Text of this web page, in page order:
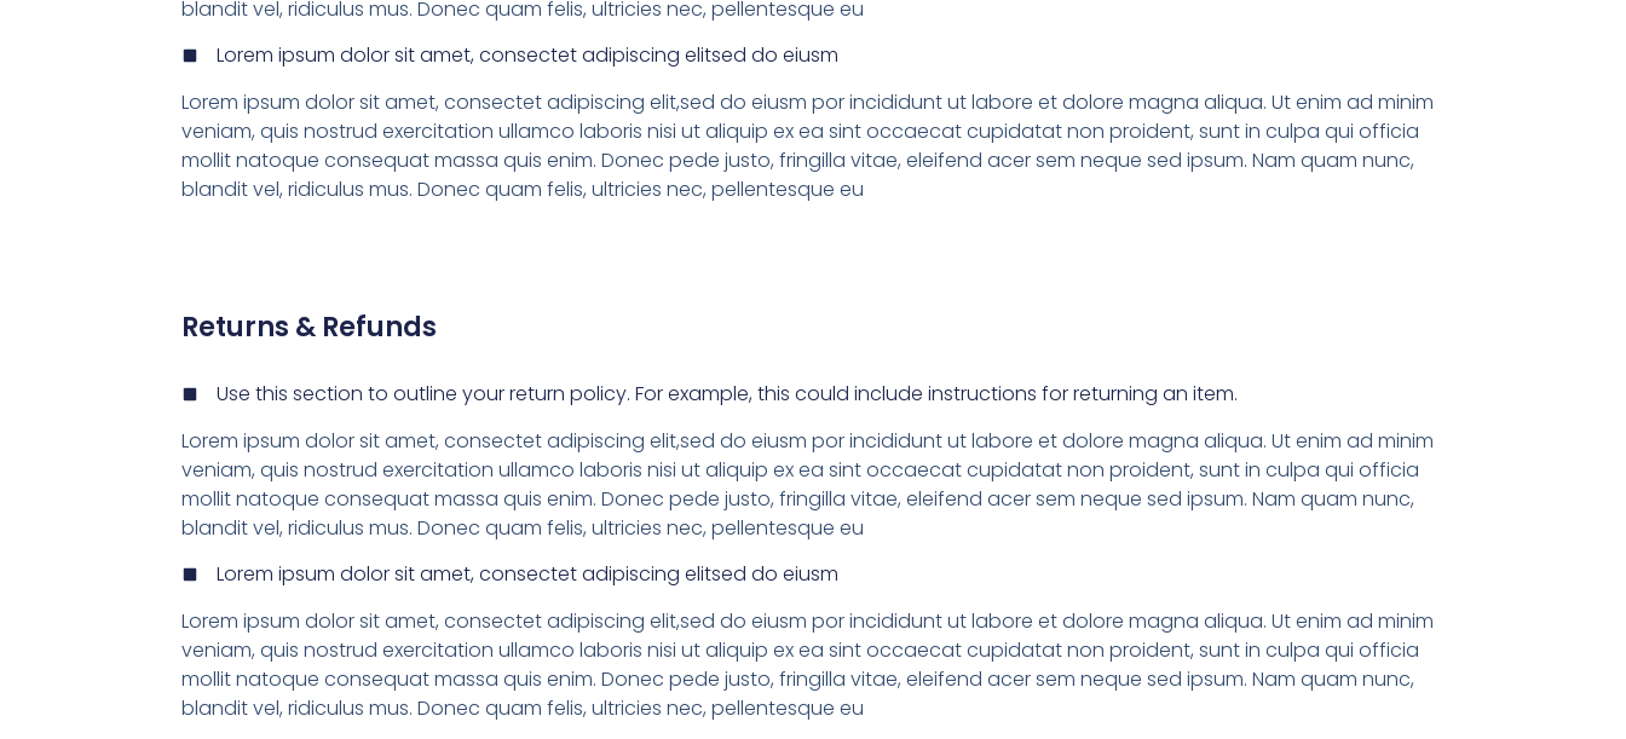
blandit vel, ridiculus mus. Donec quam felis, ultricies nec, pellentesque eu
Lorem ipsum dolor sit amet, consectet adipiscing elitsed do eiusm
Lorem ipsum dolor sit amet, consectet adipiscing elit,sed do eiusm por incididunt ut labore et dolore magna aliqua. Ut enim ad minim
veniam, quis nostrud exercitation ullamco laboris nisi ut aliquip ex ea sint occaecat cupidatat non proident, sunt in culpa qui officia
mollit natoque consequat massa quis enim. Donec pede justo, fringilla vitae, eleifend acer sem neque sed ipsum. Nam quam nunc,
blandit vel, ridiculus mus. Donec quam felis, ultricies nec, pellentesque eu
Returns & Refunds
Use this section to outline your return policy. For example, this could include instructions for returning an item.
Lorem ipsum dolor sit amet, consectet adipiscing elit,sed do eiusm por incididunt ut labore et dolore magna aliqua. Ut enim ad minim
veniam, quis nostrud exercitation ullamco laboris nisi ut aliquip ex ea sint occaecat cupidatat non proident, sunt in culpa qui officia
mollit natoque consequat massa quis enim. Donec pede justo, fringilla vitae, eleifend acer sem neque sed ipsum. Nam quam nunc,
blandit vel, ridiculus mus. Donec quam felis, ultricies nec, pellentesque eu
Lorem ipsum dolor sit amet, consectet adipiscing elitsed do eiusm
Lorem ipsum dolor sit amet, consectet adipiscing elit,sed do eiusm por incididunt ut labore et dolore magna aliqua. Ut enim ad minim
veniam, quis nostrud exercitation ullamco laboris nisi ut aliquip ex ea sint occaecat cupidatat non proident, sunt in culpa qui officia
mollit natoque consequat massa quis enim. Donec pede justo, fringilla vitae, eleifend acer sem neque sed ipsum. Nam quam nunc,
blandit vel, ridiculus mus. Donec quam felis, ultricies nec, pellentesque eu